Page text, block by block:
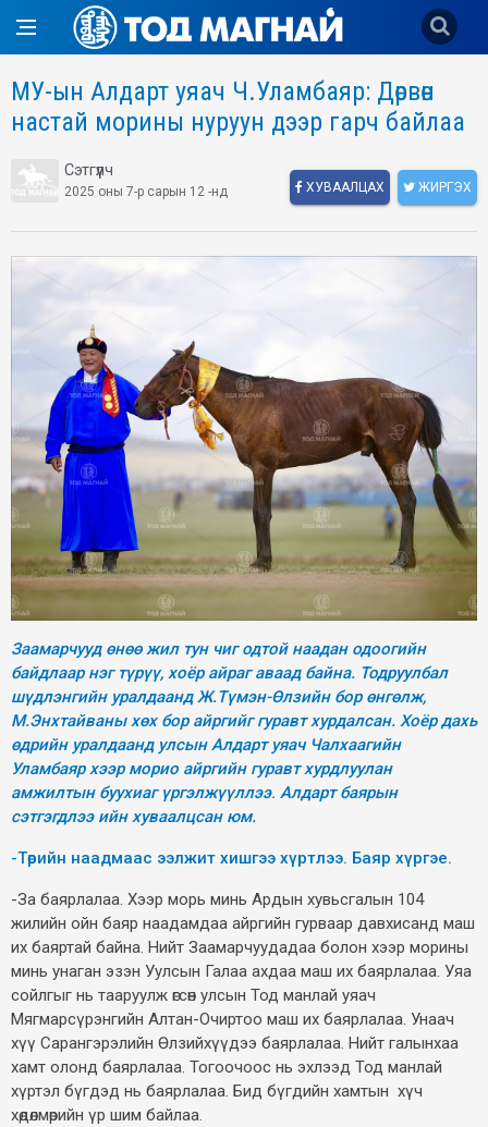
МУ-ын Алдарт уяач Ч.Уламбаяр: Дөрвөн
настай морины нуруун дээр гарч байлаа
Сэтгүүлч
2025 оны 7-р сарын 12 -нд ХУВААЛЦАХ ЖИРГЭХ
Заамарчууд өнөө жил тун чиг одтой наадан одоогийн
байдлаар нэг түрүү, хоёр айраг аваад байна. Тодруулбал
шүдлэнгийн уралдаанд Ж.Түмэн-Өлзийн бор өнгөлж,
М.Энхтайваны хөх бор айргийг гуравт хурдалсан. Хоёр дахь
өдрийн уралдаанд улсын Алдарт уяач Чалхаагийн
Уламбаяр хээр морио айргийн гуравт хурдлуулан
амжилтын буухиаг үргэлжүүллээ. Алдарт баярын
сэтгэгдлээ ийн хуваалцсан юм.
-Төрийн наадмаас ээлжит хишгээ хүртлээ. Баяр хүргэе.
-За баярлалаа. Хээр морь минь Ардын хувьсгалын 104
жилийн ойн баяр наадамдаа айргийн гурваар давхисанд маш
их баяртай байна. Нийт Заамарчуудадаа болон хээр морины
минь унаган эзэн Уулсын Галаа ахдаа маш их баярлалаа. Уяа
сойлгыг нь тааруулж өгсөн улсын Тод манлай уяач
Мягмарсүрэнгийн Алтан-Очиртоо маш их баярлалаа. Унаач
хүү Сарангэрэлийн Өлзийхүүдээ баярлалаа. Нийт галынхаа
хамт олонд баярлалаа. Тогоочоос нь эхлээд Тод манлай
хүртэл бүгдэд нь баярлалаа. Бид бүгдийн хамтын хүч
хөдөлмөрийн үр шим байлаа.